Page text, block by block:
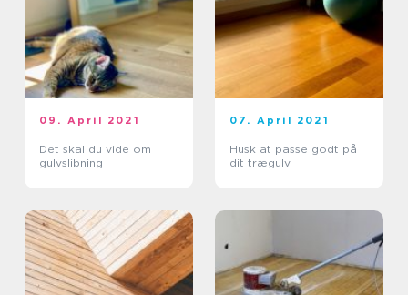
09. April 2021
Det skal du vide om
gulvslibning
07. April 2021
Husk at passe godt på
dit trægulv